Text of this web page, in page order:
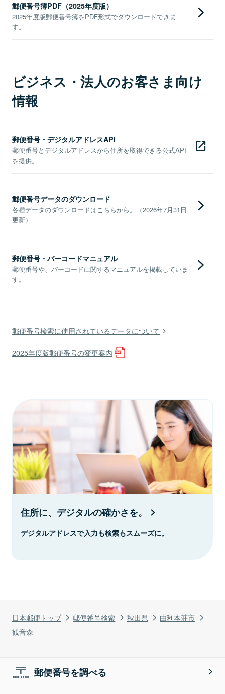
日本郵便トップ 郵便番号検索 秋田県
由利本荘市
観音森
郵便番号簿PDF（2025年度版）
2025年度版郵便番号簿をPDF形式でダウンロードできま
す。
ビジネス・法人のお客さま向け
情報
郵便番号・デジタルアドレスAPI
郵便番号とデジタルアドレスから住所を取得できる公式API
を提供。
郵便番号データのダウンロード
各種データのダウンロードはこちらから。（2026年7月31日
更新）
郵便番号・バーコードマニュアル
郵便番号や、バーコードに関するマニュアルを掲載していま
す。
郵便番号検索に使用されているデータについて
2025年度版郵便番号の変更案内
住所に、デジタルの確かさを。
デジタルアドレスで入力も検索もスムーズに。
郵便番号を調べる